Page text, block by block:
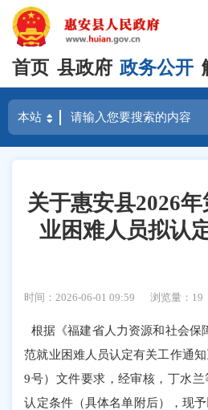
首页 县政府 政务公开
关于惠安县2026
业困难人员拟认
时间：2026-06-01 09:59 浏览量： 19
根据《福建省人力资源和社会保
范就业困难人员认定有关工作通
9号）文件要求 ，经审核， 丁水兰
认定条件（具体名单附后），现